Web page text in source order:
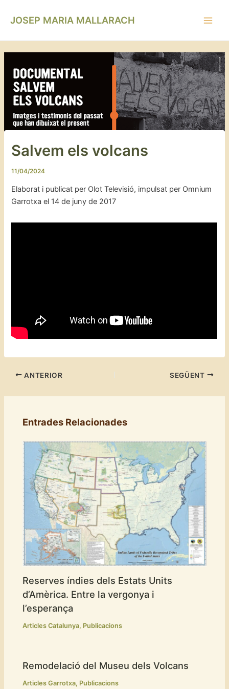
JOSEP MARIA MALLARACH
Salvem els volcans
11/04/2024
Elaborat i publicat per Olot Televisió, impulsat per Omnium
Garrotxa el 14 de juny de 2017
d'entrades
ANTERIOR SEGÜENT
Entrades Relacionades
Reserves índies dels Estats Units
d’Amèrica. Entre la vergonya i
l’esperança
Articles Catalunya, Publicacions
Remodelació del Museu dels Volcans
Articles Garrotxa, Publicacions